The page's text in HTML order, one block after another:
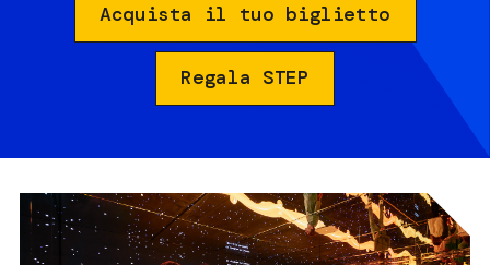
Acquista il tuo biglietto
Regala STEP